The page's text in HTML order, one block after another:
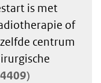
is met
of
centrum